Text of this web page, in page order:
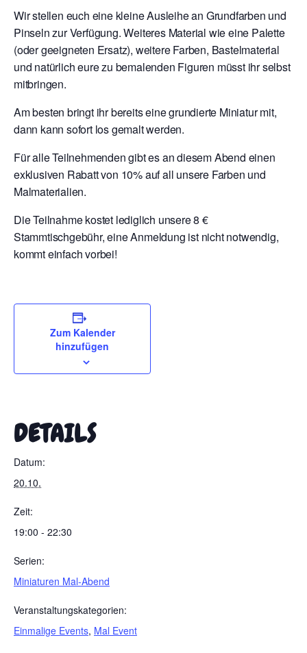
Wir stellen euch eine kleine Ausleihe an Grundfarben und
Pinseln zur Verfügung. Weiteres Material wie eine Palette
(oder geeigneten Ersatz), weitere Farben, Bastelmaterial
und natürlich eure zu bemalenden Figuren müsst ihr selbst
mitbringen.
Am besten bringt ihr bereits eine grundierte Miniatur mit,
dann kann sofort los gemalt werden.
Für alle Teilnehmenden gibt es an diesem Abend einen
exklusiven Rabatt von 10% auf all unsere Farben und
Malmaterialien.
Die Teilnahme kostet lediglich unsere 8 €
Stammtischgebühr, eine Anmeldung ist nicht notwendig,
kommt einfach vorbei!
Zum Kalender
hinzufügen
DETAILS
Datum:
20.10.
Zeit:
19:00 - 22:30
Serien:
Miniaturen Mal-Abend
Veranstaltungskategorien:
Einmalige Events, Mal Event